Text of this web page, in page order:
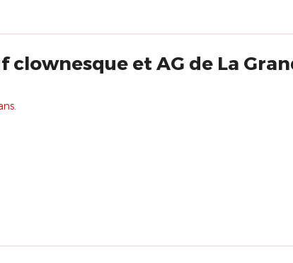
et AG de La